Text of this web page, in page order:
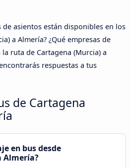
de asientos están disponibles en los
a Almería? ¿Qué empresas de
ruta de Cartagena (Murcia) a
respuestas a tus
de Cartagena
en bus desde
Almería?